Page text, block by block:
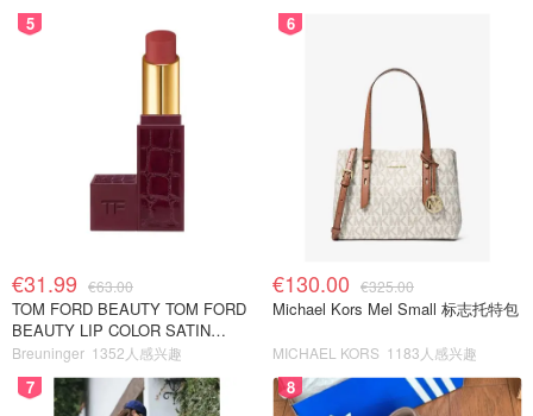
5
€31.99 €63.00
TOM FORD BEAUTY TOM FORD
BEAUTY LIP COLOR SATIN
MATTE 裸玫瑰口红
Breuninger 1352人感兴趣
6
€130.00 €325.00
Michael Kors Mel Small 标志托特包
MICHAEL KORS 1183人感兴趣
7 8